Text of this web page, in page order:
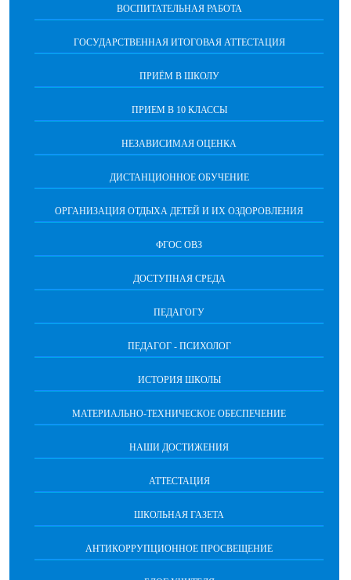
ВОСПИТАТЕЛЬНАЯ РАБОТА
ГОСУДАРСТВЕННАЯ ИТОГОВАЯ АТТЕСТАЦИЯ
ПРИЁМ В ШКОЛУ
ПРИЕМ В 10 КЛАССЫ
НЕЗАВИСИМАЯ ОЦЕНКА
ДИСТАНЦИОННОЕ ОБУЧЕНИЕ
ОРГАНИЗАЦИЯ ОТДЫХА ДЕТЕЙ И ИХ ОЗДОРОВЛЕНИЯ
ФГОС ОВЗ
ДОСТУПНАЯ СРЕДА
ПЕДАГОГУ
ПЕДАГОГ - ПСИХОЛОГ
ИСТОРИЯ ШКОЛЫ
МАТЕРИАЛЬНО-ТЕХНИЧЕСКОЕ ОБЕСПЕЧЕНИЕ
НАШИ ДОСТИЖЕНИЯ
АТТЕСТАЦИЯ
ШКОЛЬНАЯ ГАЗЕТА
АНТИКОРРУПЦИОННОЕ ПРОСВЕЩЕНИЕ